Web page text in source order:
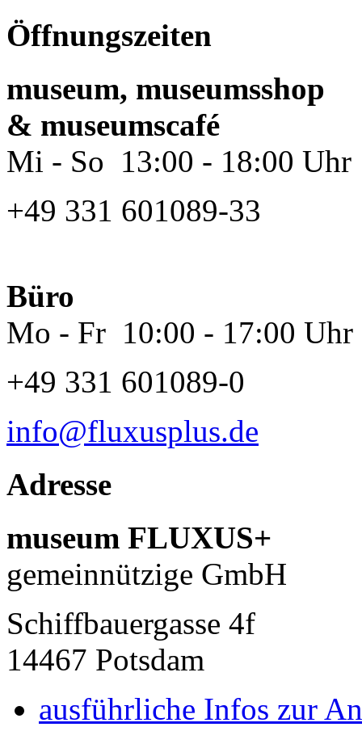
Öffnungszeiten
museum, museumsshop
& museumscafé
Mi - So 13:00 - 18:00 Uhr
+49 331 601089-33
Büro
Mo - Fr 10:00 - 17:00 Uhr
+49 331 601089-0
info@fluxusplus.de
Adresse
museum FLUXUS+
gemeinnützige GmbH
Schiffbauergasse 4f
14467 Potsdam
ausführliche Infos zur